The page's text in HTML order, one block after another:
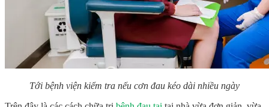
Tới bệnh viện kiểm tra nếu cơn đau kéo dài nhiều ngày